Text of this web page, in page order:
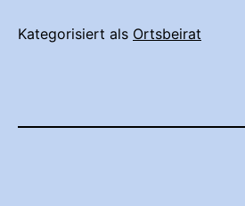
Kategorisiert als Ortsbeirat